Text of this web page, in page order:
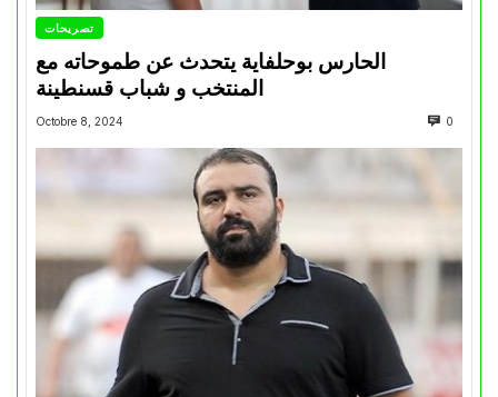
تصريحات
الحارس بوحلفاية يتحدث عن طموحاته مع
المنتخب و شباب قسنطينة
Octobre 8, 2024 0